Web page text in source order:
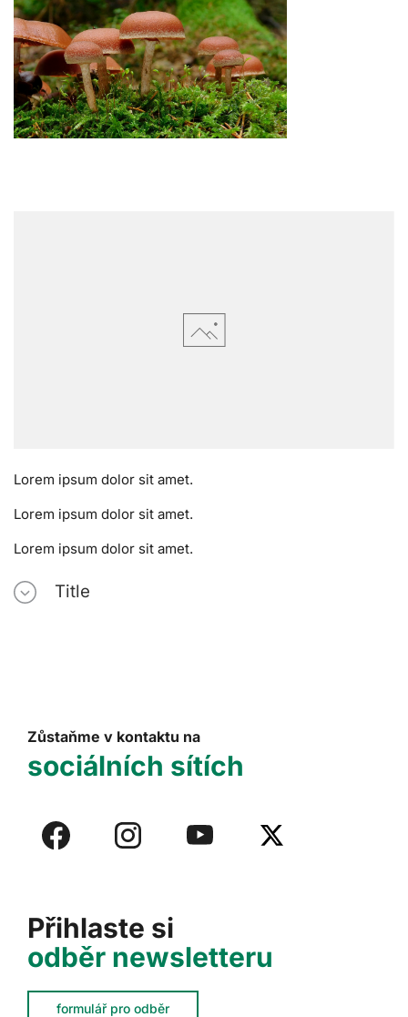
Lorem ipsum dolor sit amet.
Lorem ipsum dolor sit amet.
Lorem ipsum dolor sit amet.
Title
Přihlaste si
odběr newsletteru
formulář pro odběr
Zůstaňme v kontaktu na
sociálních sítích